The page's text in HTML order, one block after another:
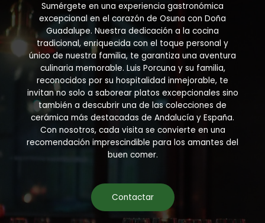
Sumérgete en una experiencia gastronómica
excepcional en el corazón de Osuna con Doña
Guadalupe. Nuestra dedicación a la cocina
tradicional, enriquecida con el toque personal y
único de nuestra familia, te garantiza una aventura
culinaria memorable. Luis Porcuna y su familia,
reconocidos por su hospitalidad inmejorable, te
invitan no solo a saborear platos excepcionales sino
también a descubrir una de las colecciones de
cerámica más destacadas de Andalucía y España.
Con nosotros, cada visita se convierte en una
recomendación imprescindible para los amantes del
buen comer.
Contactar